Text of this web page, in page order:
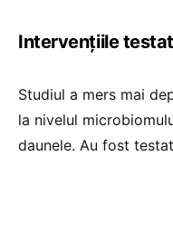
Intervențiile
Studiul a mers mai
la nivelul
daunele. Au fost